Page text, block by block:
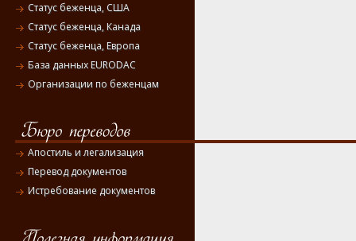
Статус беженца, США
Статус беженца, Канада
Статус беженца, Европа
База данных EURODAC
Организации по беженцам
Апостиль и легализация
Перевод документов
Истребование документов